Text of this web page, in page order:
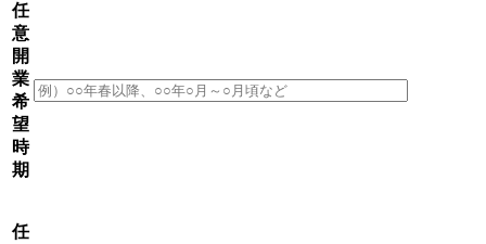
任
意
開
業
希
望
時
期
任